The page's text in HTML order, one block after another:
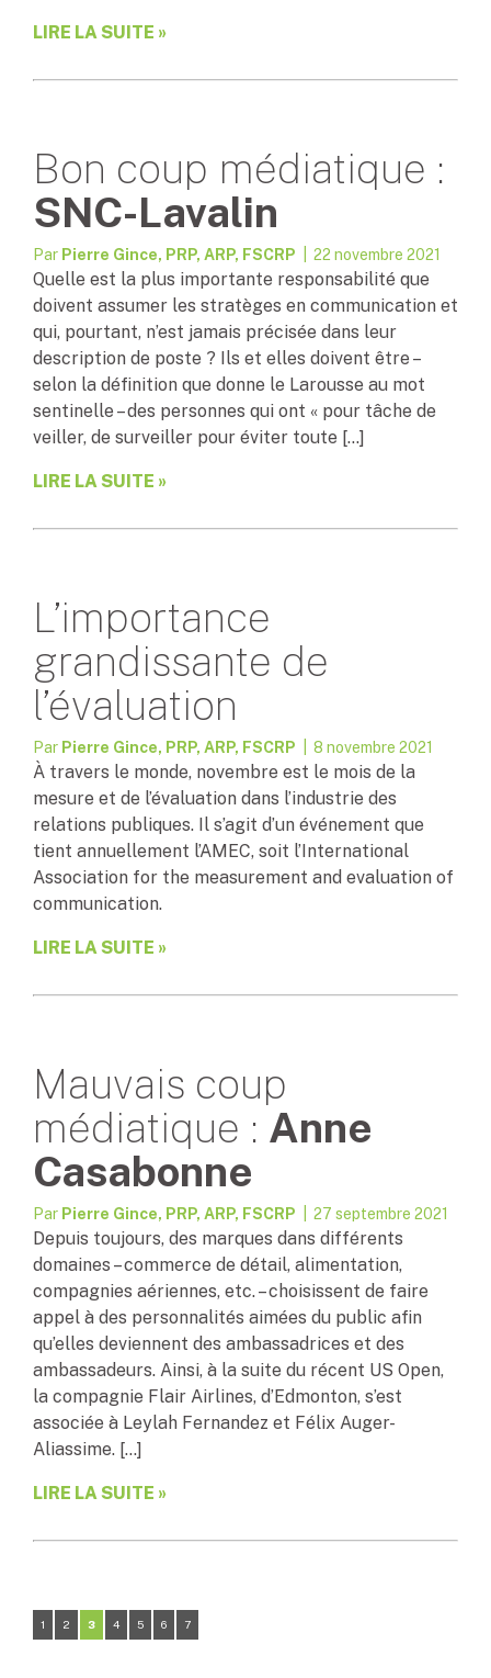
LIRE LA SUITE »
Bon coup médiatique :
SNC-Lavalin
Par Pierre Gince, PRP, ARP, FSCRP | 22 novembre 2021
Quelle est la plus importante responsabilité que
doivent assumer les stratèges en communication et
qui, pourtant, n’est jamais précisée dans leur
description de poste ? Ils et elles doivent être –
selon la définition que donne le Larousse au mot
sentinelle – des personnes qui ont « pour tâche de
veiller, de surveiller pour éviter toute […]
LIRE LA SUITE »
L’importance
grandissante de
l’évaluation
Par Pierre Gince, PRP, ARP, FSCRP | 8 novembre 2021
À travers le monde, novembre est le mois de la
mesure et de l’évaluation dans l’industrie des
relations publiques. Il s’agit d’un événement que
tient annuellement l’AMEC, soit l’International
Association for the measurement and evaluation of
communication.
LIRE LA SUITE »
Mauvais coup
médiatique : Anne
Casabonne
Par Pierre Gince, PRP, ARP, FSCRP | 27 septembre 2021
Depuis toujours, des marques dans différents
domaines – commerce de détail, alimentation,
compagnies aériennes, etc. – choisissent de faire
appel à des personnalités aimées du public afin
qu’elles deviennent des ambassadrices et des
ambassadeurs. Ainsi, à la suite du récent US Open,
la compagnie Flair Airlines, d’Edmonton, s’est
associée à Leylah Fernandez et Félix Auger-
Aliassime. […]
LIRE LA SUITE »
1 2 3 4 5 6 7